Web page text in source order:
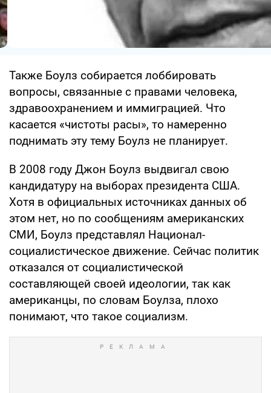
Также Боулз собирается лоббировать
вопросы, связанные с правами человека,
здравоохранением и иммиграцией. Что
касается «чистоты расы», то намеренно
поднимать эту тему Боулз не планирует.
В 2008 году Джон Боулз выдвигал свою
кандидатуру на выборах президента США.
Хотя в официальных источниках данных об
этом нет, но по сообщениям американских
СМИ, Боулз представлял Национал-
социалистическое движение. Сейчас политик
отказался от социалистической
составляющей своей идеологии, так как
американцы, по словам Боулза, плохо
понимают, что такое социализм.